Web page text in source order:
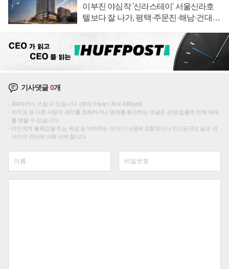
이부진 야심작 '신라스테이' 서울신라호
텔보다 잘 나가, 평택·주문진·해남·건대로
기사댓글0개
200자까지 쓰실 수 있습니다. (현재 0 byte / 최대 400byte)
저작권 등 다른 사람의 권리를 침해하거나 명예를 훼손하는 댓글은 관련 법률에 의해 제재
를 받을 수 있습니다.
타인에게 불쾌감을 주는 욕설 등 비하하는 단어가 내용에 포함되거나 인신공격성 글은 관
리자의 판단에 의해 삭제 합니다.